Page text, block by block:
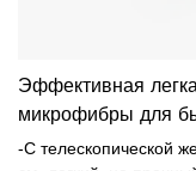
Эффективная
микрофибры для
-С телескопической